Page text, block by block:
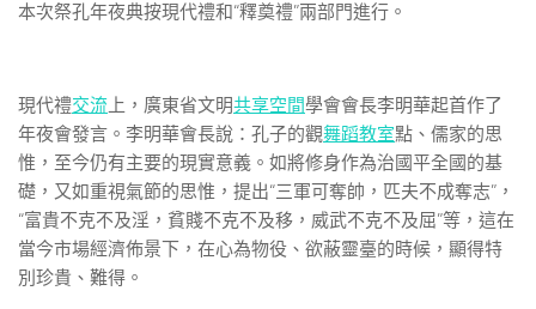
本次祭孔年夜典按現代禮和“釋奠禮”兩部門進行。
現代禮交流 上，廣東省文明共享空間學會會長李明華起首作了
年夜會發言。李明華會長說：孔子的觀舞蹈教室點、儒家的思
惟，至今仍有主要的現實意義。如將修身作為治國平全國的基
礎，又如重視氣節的思惟，提出“三軍可奪帥，匹夫不成奪志”，
“富貴不克不及淫，貧賤不克不及移，威武不克不及屈”等，這在
當今市場經濟佈景下，在心為物役、欲蔽靈臺的時候，顯得特
別珍貴、難得。